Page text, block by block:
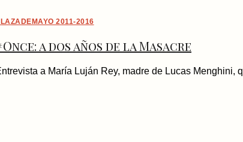
2011-2016
a dos años de la Masacre
a María Luján Rey, madre de Lucas